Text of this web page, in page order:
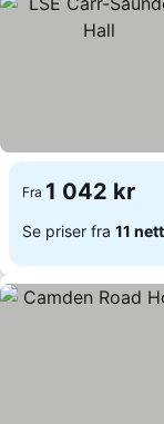
Fra 1 042 kr
Se priser fra 11